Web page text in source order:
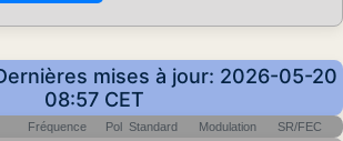
mises à jour: 2026-05-20
08:57 CET
Fréquence Pol Standard Modulation SR/FEC